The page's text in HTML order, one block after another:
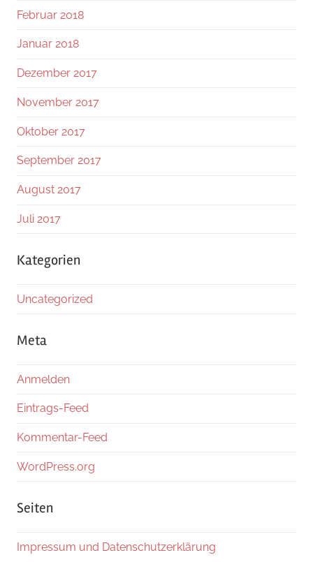
Februar 2018
Januar 2018
Dezember 2017
November 2017
Oktober 2017
September 2017
August 2017
Juli 2017
Kategorien
Uncategorized
Meta
Anmelden
Eintrags-Feed
Kommentar-Feed
WordPress.org
Seiten
Impressum und Datenschutzerklärung